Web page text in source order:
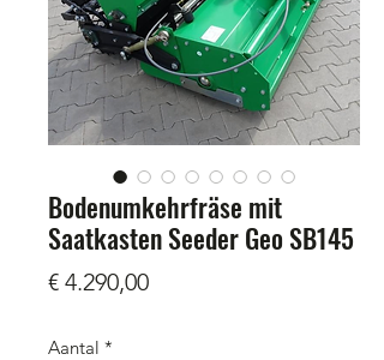
Bodenumkehrfräse mit
Saatkasten Seeder Geo SB145
€ 4.290,00Prijs
Aantal *